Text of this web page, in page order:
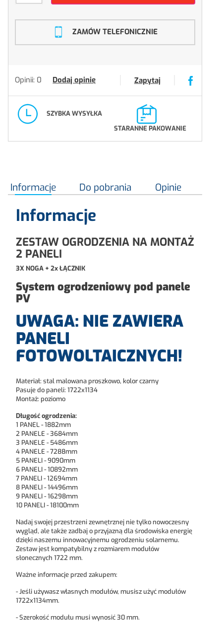
ZAMÓW TELEFONICZNIE
Opinii: 0 Dodaj opinię Zapytaj
SZYBKA WYSYŁKA
STARANNE PAKOWANIE
Informacje Do pobrania Opinie
Informacje
ZESTAW OGRODZENIA NA MONTAŻ
2 PANELI
3X NOGA + 2x ŁĄCZNIK
System ogrodzeniowy pod panele
PV
UWAGA: NIE ZAWIERA
PANELI
FOTOWOLTAICZNYCH!
Materiał: stal malowana proszkowo, kolor czarny
Pasuje do paneli: 1722x1134
Montaż: poziomo
Długość ogrodzenia:
1 PANEL - 1882mm
2 PANELE - 3684mm
3 PANELE - 5486mm
4 PANELE - 7288mm
5 PANELI - 9090mm
6 PANELI - 10892mm
7 PANELI - 12694mm
8 PANELI - 14496mm
9 PANELI - 16298mm
10 PANELI - 18100mm
Nadaj swojej przestrzeni zewnętrznej nie tylko nowoczesny
wygląd, ale także zadbaj o przyjazną dla środowiska energię
dzięki naszemu innowacyjnemu ogrodzeniu solarnemu.
Zestaw jest kompatybilny z rozmiarem modułów
słonecznych 1722 mm.
Ważne informacje przed zakupem:
- Jeśli używasz własnych modułów, musisz użyć modułów
1722x1134mm.
- Szerokość modułu musi wynosić 30 mm.